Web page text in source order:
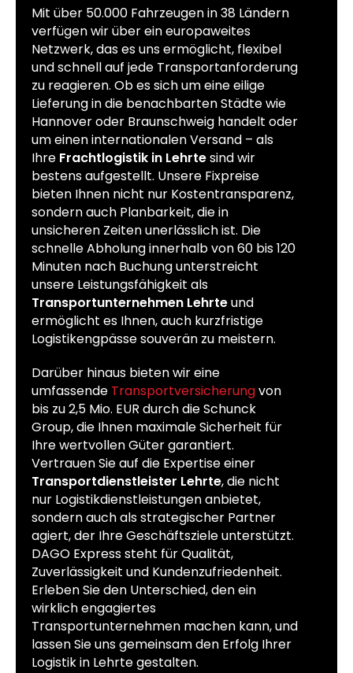
Mit über 50.000 Fahrzeugen in 38 Ländern
verfügen wir über ein europaweites
Netzwerk, das es uns ermöglicht, flexibel
und schnell auf jede Transportanforderung
zu reagieren. Ob es sich um eine eilige
Lieferung in die benachbarten Städte wie
Hannover oder Braunschweig handelt oder
um einen internationalen Versand – als
Ihre Frachtlogistik in Lehrtesind wir
bestens aufgestellt. Unsere Fixpreise
bieten Ihnen nicht nur Kostentransparenz,
sondern auch Planbarkeit, die in
unsicheren Zeiten unerlässlich ist. Die
schnelle Abholung innerhalb von 60 bis 120
Minuten nach Buchung unterstreicht
unsere Leistungsfähigkeit als
Transportunternehmen Lehrteund
ermöglicht es Ihnen, auch kurzfristige
Logistikengpässe souverän zu meistern.
Darüber hinaus bieten wir eine
umfassende Transportversicherungvon
bis zu 2,5 Mio. EUR durch die Schunck
Group, die Ihnen maximale Sicherheit für
Ihre wertvollen Güter garantiert.
Vertrauen Sie auf die Expertise einer
Transportdienstleister Lehrte, die nicht
nur Logistikdienstleistungen anbietet,
sondern auch als strategischer Partner
agiert, der Ihre Geschäftsziele unterstützt.
DAGO Express steht für Qualität,
Zuverlässigkeit und Kundenzufriedenheit.
Erleben Sie den Unterschied, den ein
wirklich engagiertes
Transportunternehmen machen kann, und
lassen Sie uns gemeinsam den Erfolg Ihrer
Logistik in Lehrte gestalten.